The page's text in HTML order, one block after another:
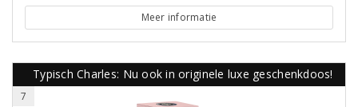
Meer informatie
Typisch Charles: Nu ook in originele luxe geschenkdoos!
7